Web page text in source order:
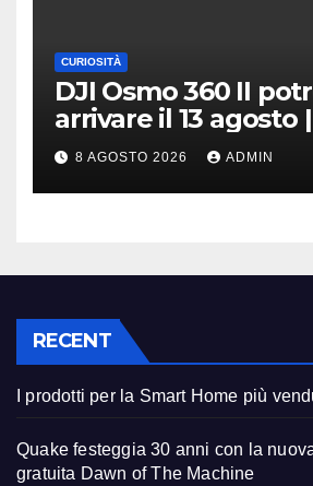
CURIOSITÀ
DJI Osmo 360 II
arrivare il 13 agosto
teaser
8 AGOSTO 2026 ADMIN
RECENT
I prodotti per la Smart Home più
Quake festeggia 30 anni con la
gratuita Dawn of The Machine